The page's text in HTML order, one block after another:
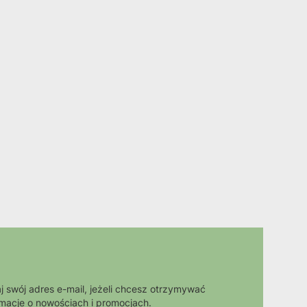
swój adres e-mail, jeżeli chcesz otrzymywać
o nowościach i promocjach.